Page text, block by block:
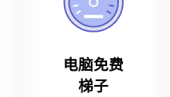
电脑免费
梯子